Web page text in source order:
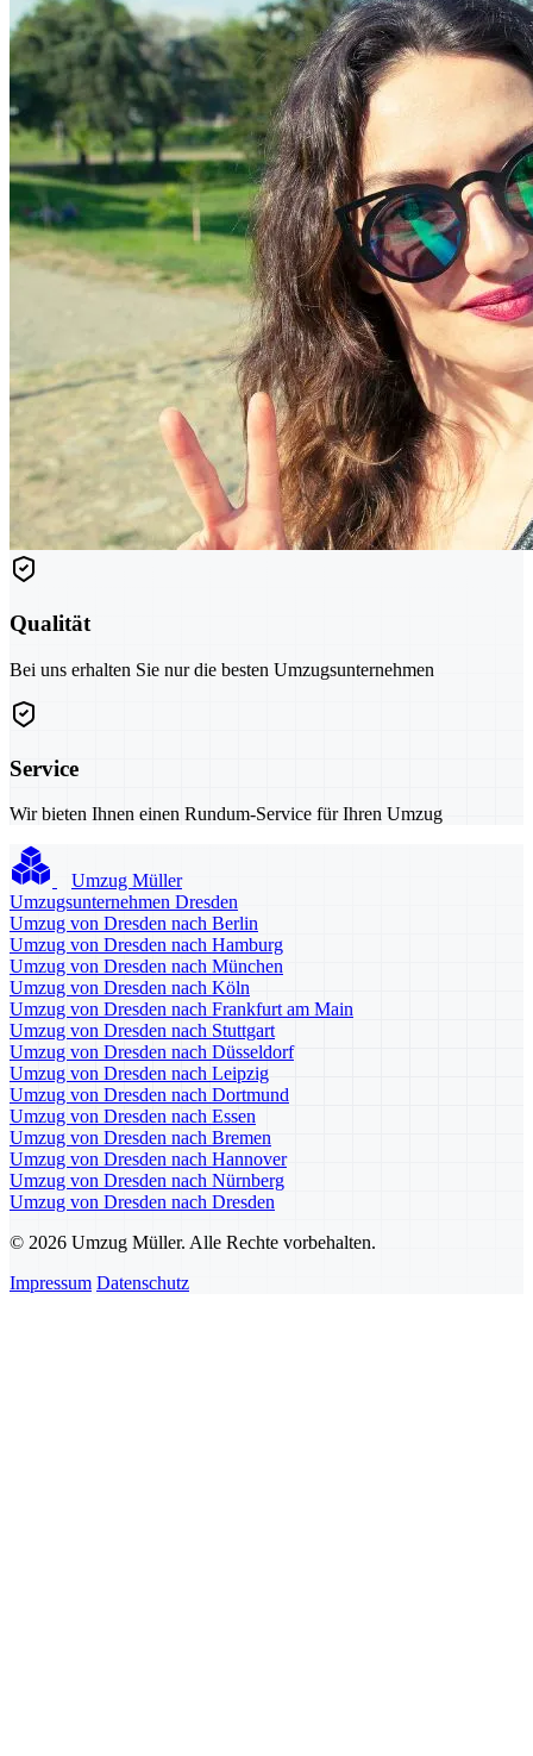
Qualität
Bei uns erhalten Sie nur die besten Umzugsunternehmen
Service
Wir bieten Ihnen einen Rundum-Service für Ihren Umzug
Umzug Müller
Umzugsunternehmen Dresden
Umzug von Dresden nach Berlin
Umzug von Dresden nach Hamburg
Umzug von Dresden nach München
Umzug von Dresden nach Köln
Umzug von Dresden nach Frankfurt am Main
Umzug von Dresden nach Stuttgart
Umzug von Dresden nach Düsseldorf
Umzug von Dresden nach Leipzig
Umzug von Dresden nach Dortmund
Umzug von Dresden nach Essen
Umzug von Dresden nach Bremen
Umzug von Dresden nach Hannover
Umzug von Dresden nach Nürnberg
Umzug von Dresden nach Dresden
© 2026 Umzug Müller. Alle Rechte vorbehalten.
Impressum Datenschutz